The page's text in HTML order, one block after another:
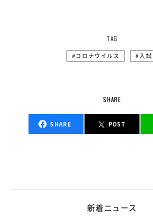
TAG
コロナウイルス 入試
SHARE
SHARE POST
新着ニュース